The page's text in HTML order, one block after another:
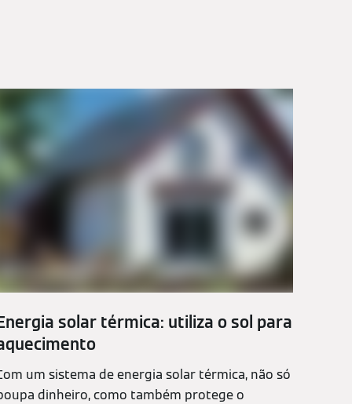
solar térmica: utiliza o sol para
um sistema de energia solar térmica, não só
dinheiro, como também protege o